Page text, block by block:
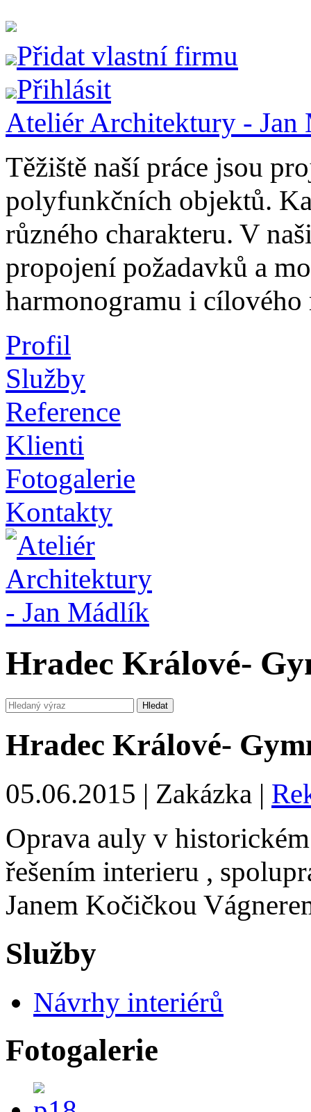
Přidat vlastní firmu
Přihlásit
Ateliér Architektury - Jan
Těžiště naší práce jsou
polyfunkčních objektů.
různého charakteru. V
propojení požadavků a
harmonogramu i cílového
Profil
Služby
Reference
Klienti
Fotogalerie
Kontakty
Hradec Králové-
Hradec Králové-
05.06.2015 | Zakázka |
Oprava auly v
řešením interieru ,
Janem Kočičkou
Služby
Návrhy interiérů
Fotogalerie